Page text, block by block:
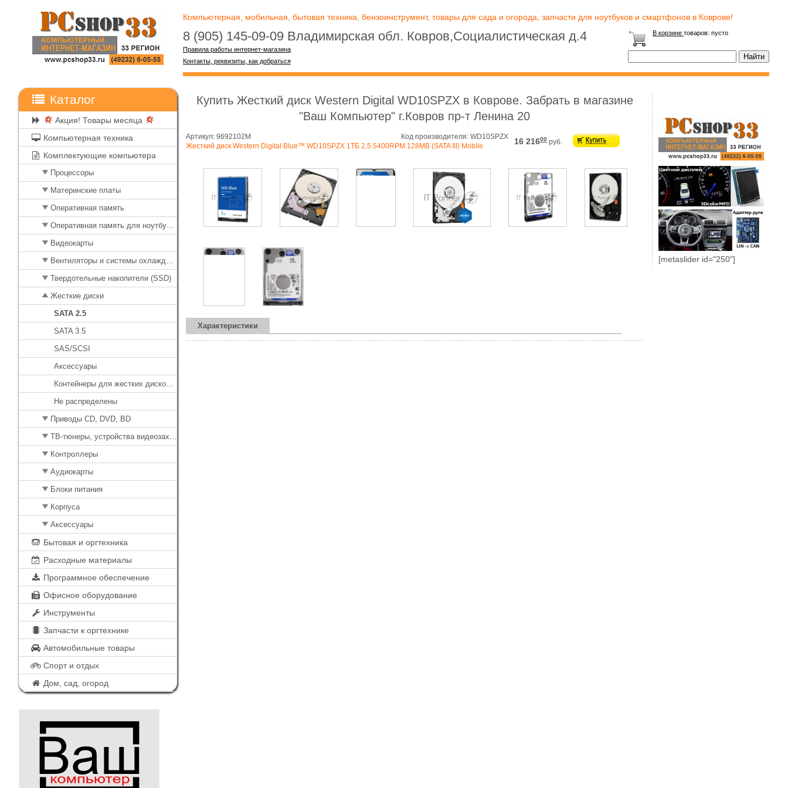
Компьютерная, мобильная, бытовая техника, бензоинструмент, товары для сада и огорода, запчасти для ноутбуков и смартфонов в Коврове!
8 (905) 145-09-09 Владимирская обл. Ковров,Социалистическая д.4
Правила работы интернет-магазина
Контакты, реквизиты, как добраться
В корзине товаров: пусто
Каталог
Акция! Товары месяца
Компьютерная техника
Комплектующие компьютера
Процессоры
Материнские платы
Оперативная память
Оперативная память для ноутбуков
Видеокарты
Вентиляторы и системы охлаждения
Твердотельные накопители (SSD)
Жесткие диски
SATA 2.5
SATA 3.5
SAS/SCSI
Аксессуары
Контейнеры для жестких дисков, CD-ROM
Не распределены
Приводы CD, DVD, BD
ТВ-тюнеры, устройства видеозахвата
Контроллеры
Аудиокарты
Блоки питания
Корпуса
Аксессуары
Бытовая и оргтехника
Расходные материалы
Программное обеспечение
Офисное оборудование
Инструменты
Запчасти к оргтехнике
Автомобильные товары
Спорт и отдых
Дом, сад, огород
Купить Жесткий диск Western Digital WD10SPZX в Коврове. Забрать в магазине
"Ваш Компьютер" г.Ковров пр-т Ленина 20
Артикул: 9692102M
Код производителя: WD10SPZX
Жесткий диск Western Digital Blue™ WD10SPZX 1ТБ 2,5 5400RPM 128MB (SATA III) Mobile
16 21600 руб.
Характеристики
[metaslider id="250"]